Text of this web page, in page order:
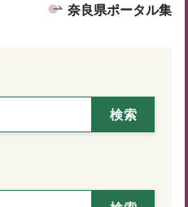
奈良県ポータル集